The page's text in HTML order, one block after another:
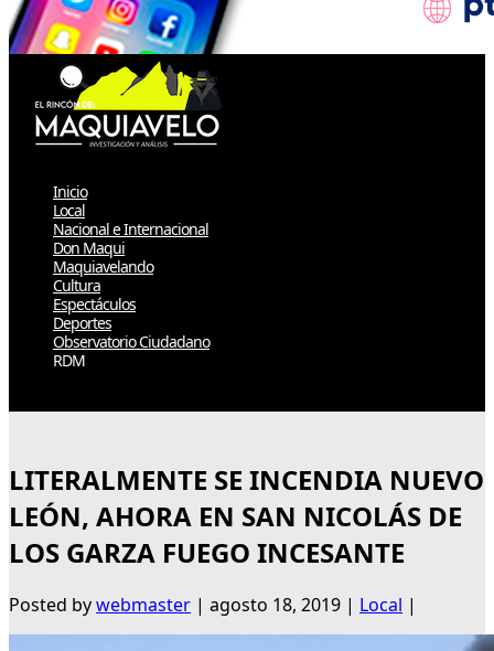
Inicio
Local
Nacional e Internacional
Don Maqui
Maquiavelando
Cultura
Espectáculos
Deportes
Observatorio Ciudadano
RDM
LITERALMENTE SE INCENDIA NUEVO
LEÓN, AHORA EN SAN NICOLÁS DE
LOS GARZA FUEGO INCESANTE
Posted bywebmaster | agosto 18, 2019 | Local |